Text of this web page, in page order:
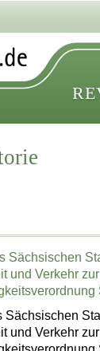
Sächsischen
und Verkehr
Sächsischen
und Verkehr